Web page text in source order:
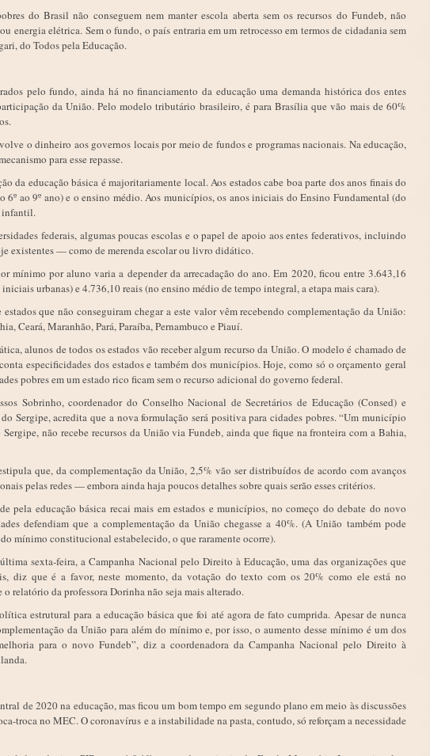
do Brasil não conseguem nem manter escola aberta sem os recursos do Fundeb, não
energia elétrica. Sem o fundo, o país entraria em um retrocesso em termos de cidadania sem
do Todos pela Educação.
pelo fundo, ainda há no financiamento da educação uma demanda histórica dos entes
da União. Pelo modelo tributário brasileiro, é para Brasília que vão mais de 60%
o dinheiro aos governos locais por meio de fundos e programas nacionais. Na educação,
para esse repasse.
da educação básica é majoritariamente local. Aos estados cabe boa parte dos anos finais do
6º ao 9º ano) e o ensino médio. Aos municípios, os anos iniciais do Ensino Fundamental (do
infantil.
federais, algumas poucas escolas e o papel de apoio aos entes federativos, incluindo
existentes — como de merenda escolar ou livro didático.
mínimo por aluno varia a depender da arrecadação do ano. Em 2020, ficou entre 3.643,16
iniciais urbanas) e 4.736,10 reais (no ensino médio de tempo integral, a etapa mais cara).
que não conseguiram chegar a este valor vêm recebendo complementação da União:
Ceará, Maranhão, Pará, Paraíba, Pernambuco e Piauí.
alunos de todos os estados vão receber algum recurso da União. O modelo é chamado de
especificidades dos estados e também dos municípios. Hoje, como só o orçamento geral
pobres em um estado rico ficam sem o recurso adicional do governo federal.
Sobrinho, coordenador do Conselho Nacional de Secretários de Educação (Consed) e
Sergipe, acredita que a nova formulação será positiva para cidades pobres. “Um município
não recebe recursos da União via Fundeb, ainda que fique na fronteira com a Bahia,
que, da complementação da União, 2,5% vão ser distribuídos de acordo com avanços
pelas redes — embora ainda haja poucos detalhes sobre quais serão esses critérios.
pela educação básica recai mais em estados e municípios, no começo do debate do novo
defendiam que a complementação da União chegasse a 40%. (A União também pode
mínimo constitucional estabelecido, o que raramente ocorre).
sexta-feira, a Campanha Nacional pelo Direito à Educação, uma das organizações que
diz que é a favor, neste momento, da votação do texto com os 20% como ele está no
relatório da professora Dorinha não seja mais alterado.
estrutural para a educação básica que foi até agora de fato cumprida. Apesar de nunca
da União para além do mínimo e, por isso, o aumento desse mínimo é um dos
para o novo Fundeb”, diz a coordenadora da Campanha Nacional pelo Direito à
de 2020 na educação, mas ficou um bom tempo em segundo plano em meio às discussões
troca no MEC. O coronavírus e a instabilidade na pasta, contudo, só reforçam a necessidade